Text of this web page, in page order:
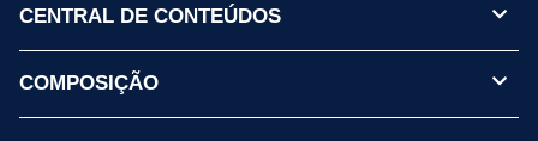
CENTRAL DE CONTEÚDOS
COMPOSIÇÃO